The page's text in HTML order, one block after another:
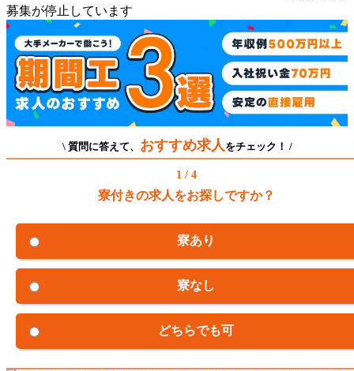
募集が停止しています
\ 質問に答えて、 おすすめ求人 をチェック！ /
1 / 4
寮付きの求人をお探しですか？
寮あり
寮なし
どちらでも可